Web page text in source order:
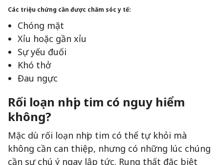
Các triệu chứng cần được chăm sóc y tế:
Chóng mặt
Xỉu hoặc gần xỉu
Sự yếu đuối
Khó thở
Đau ngực
Rối loạn nhịp tim có nguy hiểm
không?
Mặc dù rối loạn nhịp tim có thể tự khỏi mà
không cần can thiệp, nhưng có những lúc chúng
cần sự chú ý ngay lập tức. Rung thất đặc biệt